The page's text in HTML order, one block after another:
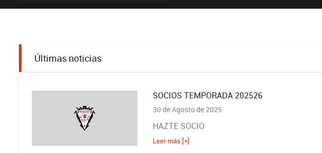
Últimas noticias
SOCIOS TEMPORADA 202526
30 de Agosto de 2025
HAZTE SOCIO
Leer más [+]